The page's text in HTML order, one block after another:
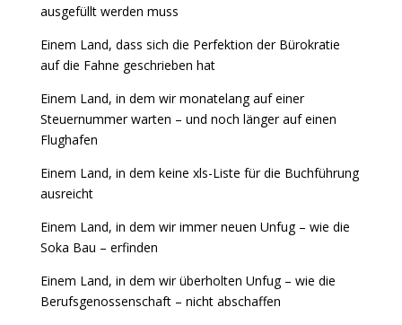
ausgefüllt werden muss
Einem Land, dass sich die Perfektion der Bürokratie
auf die Fahne geschrieben hat
Einem Land, in dem wir monatelang auf einer
Steuernummer warten – und noch länger auf einen
Flughafen
Einem Land, in dem keine xls-Liste für die Buchführung
ausreicht
Einem Land, in dem wir immer neuen Unfug – wie die
Soka Bau – erfinden
Einem Land, in dem wir überholten Unfug – wie die
Berufsgenossenschaft – nicht abschaffen